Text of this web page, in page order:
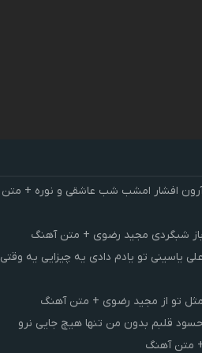
آرون افشار امشب شب عاشقی و نوره + متن
باز شبگردی مجید رضوی + متن آهنگ
یاسینی تو یادم دادی یه چیزایی یه وقتی
مثل تو از مجید رضوی + متن آهنگ
قلبم بدون من تنها هیچ جایی نرو
متن آهنگ